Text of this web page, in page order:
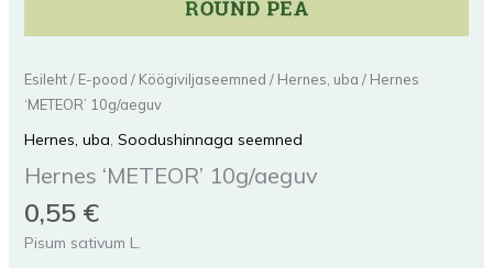
Esileht/ E-pood / Köögiviljaseemned / Hernes, uba / Hernes
‘METEOR’ 10g/aeguv
Hernes, uba, Soodushinnaga seemned
Hernes ‘METEOR’ 10g/aeguv
0,55 €
Pisum sativum L.